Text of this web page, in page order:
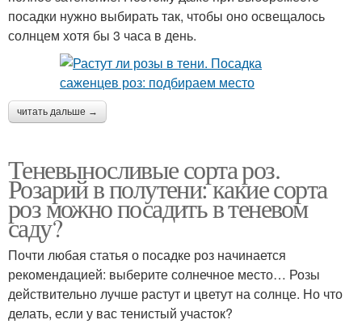
посадки нужно выбирать так, чтобы оно освещалось
солнцем хотя бы 3 часа в день.
читать дальше →
Теневыносливые сорта роз.
Розарий в полутени: какие сорта
роз можно посадить в теневом
саду?
Почти любая статья о посадке роз начинается
рекомендацией: выберите солнечное место… Розы
действительно лучше растут и цветут на солнце. Но что
делать, если у вас тенистый участок?